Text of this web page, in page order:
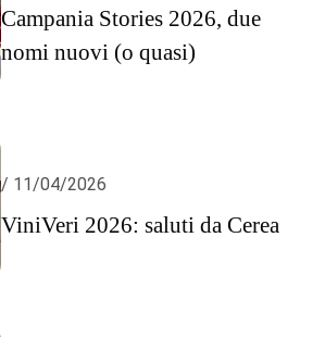
Campania Stories 2026, due
nomi nuovi (o quasi)
/ 11/04/2026
ViniVeri 2026: saluti da Cerea